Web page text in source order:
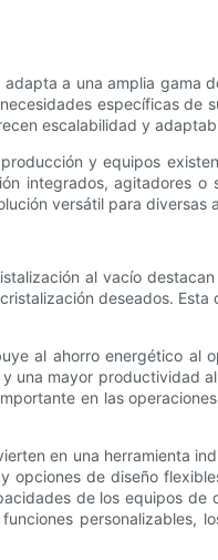
a una amplia gama
específicas de
escalabilidad y
y equipos
integrados, agitadores
versátil para
al vacío
deseados.
al ahorro energético al
mayor productividad
en las
en una herramienta
de diseño
de los equipos
personalizables,